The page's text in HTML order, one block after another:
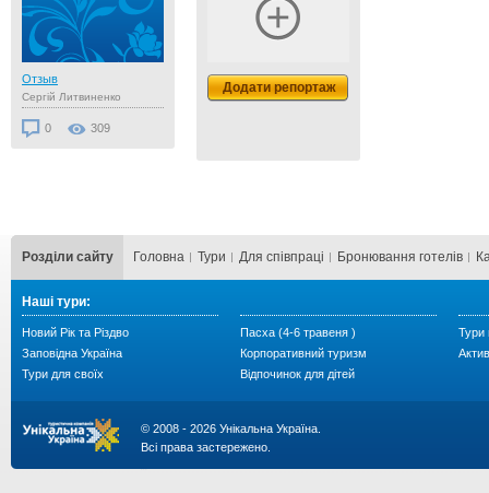
Отзыв
Сергій Литвиненко
0 309
Додати репортаж
Розділи сайту Головна Тури Для cпівпраці Бронювання готелів
Наші тури:
Новий Рік та Різдво
Заповідна Україна
Тури для своїх
Пасха (4-6 травеня )
Корпоративний туризм
Відпочинок для дітей
Тури
© 2008 - 2026 Унікальна Україна.
Всі права застережено.